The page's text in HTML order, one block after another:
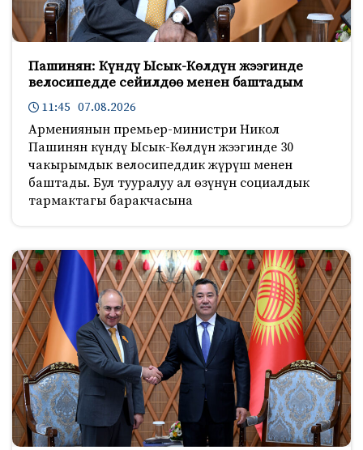
Пашинян: Күндү Ысык-Көлдүн жээгинде
велосипедде сейилдөө менен баштадым
11:45 07.08.2026
Армениянын премьер-министри Никол
Пашинян күндү Ысык-Көлдүн жээгинде 30
чакырымдык велосипеддик жүрүш менен
баштады. Бул тууралуу ал өзүнүн социалдык
тармактагы баракчасына